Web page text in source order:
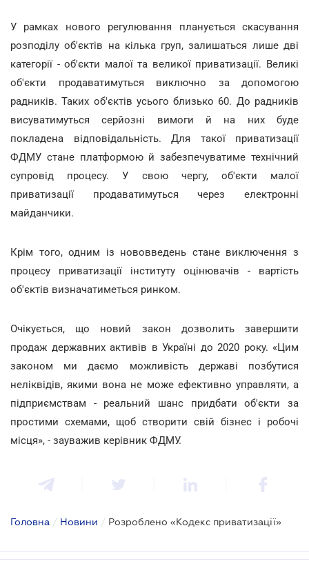
У рамках нового регулювання планується скасування
розподілу об'єктів на кілька груп, залишаться лише дві
категорії - об'єкти малої та великої приватизації. Великі
об'єкти продаватимуться виключно за допомогою
радників. Таких об'єктів усього близько 60. До радників
висуватимуться серйозні вимоги й на них буде
покладена відповідальність. Для такої приватизації
ФДМУ стане платформою й забезпечуватиме технічний
супровід процесу. У свою чергу, об'єкти малої
приватизації продаватимуться через електронні
майданчики.
Крім того, одним із нововведень стане виключення з
процесу приватизації інституту оцінювачів - вартість
об'єктів визначатиметься ринком.
Очікується, що новий закон дозволить завершити
продаж державних активів в Україні до 2020 року. «Цим
законом ми даємо можливість державі позбутися
неліквідів, якими вона не може ефективно управляти, а
підприємствам - реальний шанс придбати об'єкти за
простими схемами, щоб створити свій бізнес і робочі
місця», - зауважив керівник ФДМУ.
Головна / Новини / Розроблено «Кодекс приватизації»